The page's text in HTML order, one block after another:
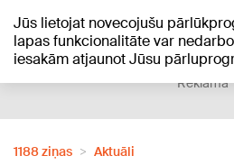
Jūs lietojat novecojušu
lapas funkcionalitāte var
iesakām atjaunot Jūsu
+17°C
Reklāma
1188 ziņas
Aktuāli